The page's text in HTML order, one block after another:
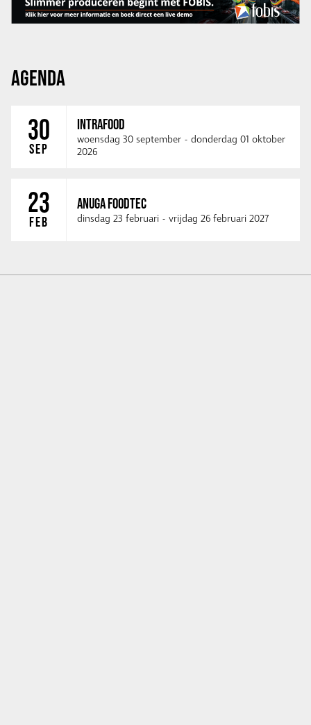
AGENDA
30
SEP
INTRAFOOD
woensdag 30 september - donderdag 01 oktober
2026
23
FEB
ANUGA FOODTEC
dinsdag 23 februari - vrijdag 26 februari 2027